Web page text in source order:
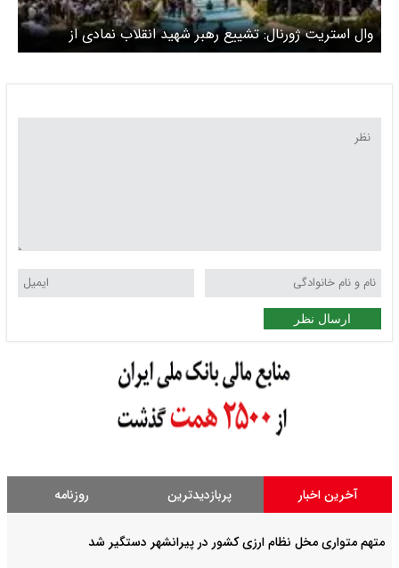
وال استریت ژورنال: تشییع رهبر شهید انقلاب نمادی از
ایستادگی جمهوری اسلامی در برابر غرب
ارسال نظر
آخرین اخبار پربازدیدترین روزنامه
متهم متواری مخل نظام ارزی کشور در پیرانشهر دستگیر شد